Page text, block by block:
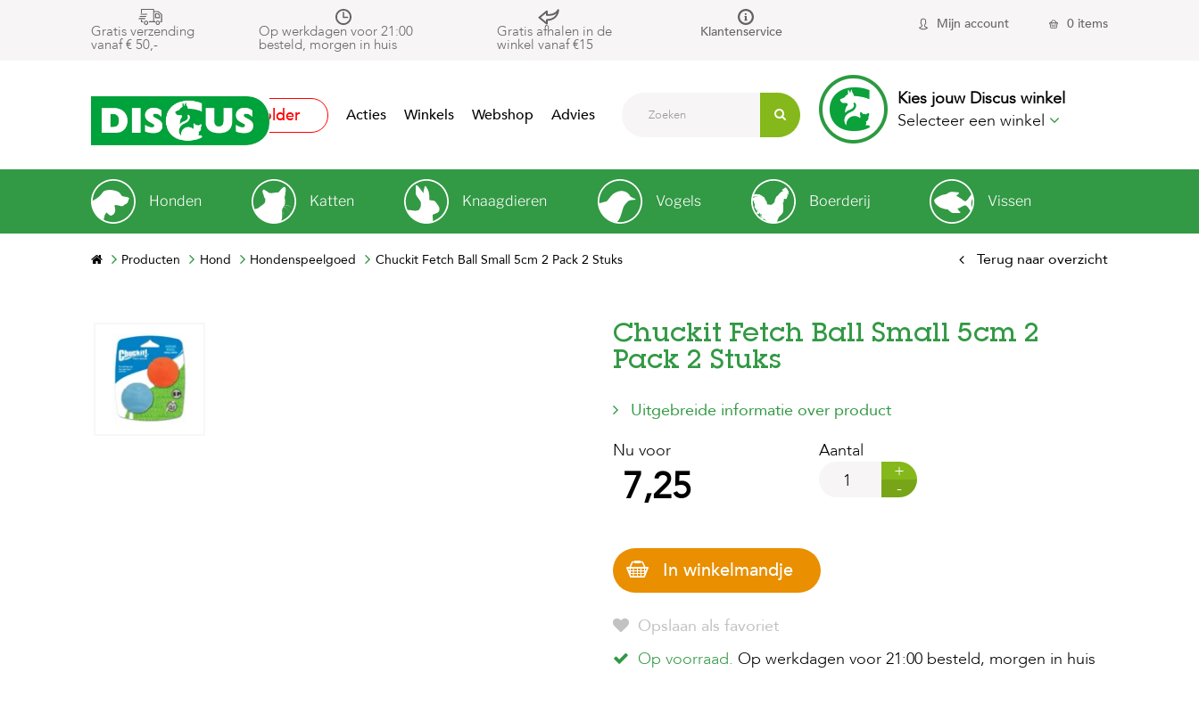
Gratis verzending
vanaf € 50,-
Op werkdagen voor 21:00
besteld, morgen in huis
Gratis afhalen in de
winkel vanaf €15
Klantenservice
Mijn account 0 items
Folder Acties Winkels Webshop Advies
Kies jouw Discus winkel
Selecteer een winkel
Honden Katten Knaagdieren Vogels Boerderij Vissen
Producten Hond Hondenspeelgoed Chuckit Fetch Ball Small 5cm 2 Pack 2 Stuks Terug naar overzicht
Chuckit Fetch Ball Small 5cm 2
Pack 2 Stuks
Uitgebreide informatie over product
Nu voor
7,25
Aantal
+
-
In winkelmandje
Opslaan als favoriet
Op voorraad. Op werkdagen voor 21:00 besteld, morgen in huis